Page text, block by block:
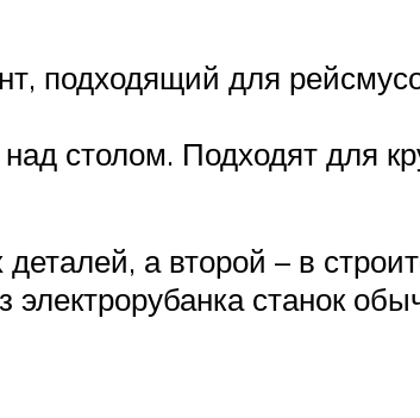
подходящий для
столом. Подходят для
а второй – в
станок